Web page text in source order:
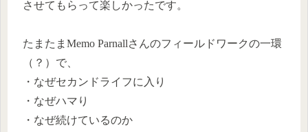
させてもらって楽しかったです。
たまたまMemo Parnallさんのフィールドワークの一環
（？）で、
・なぜセカンドライフに入り
・なぜハマり
・なぜ続けているのか